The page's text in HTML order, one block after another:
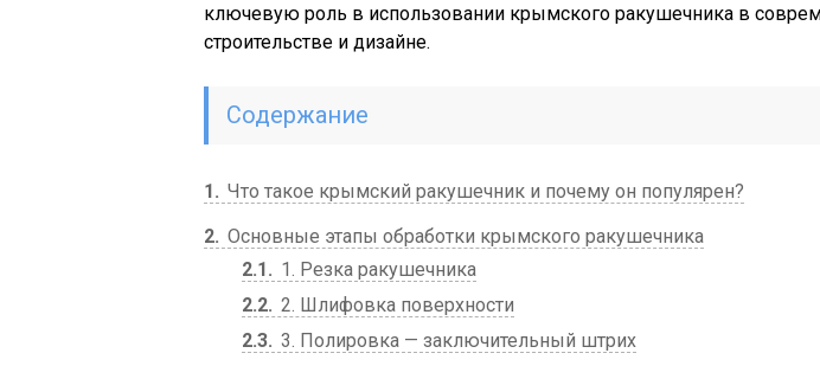
ключевую роль в использовании крымского ракушечника в
строительстве и дизайне.
Содержание
1
Что такое крымский ракушечник и почему он популярен?
2 Основные этапы обработки крымского ракушечника
2.1
1. Резка ракушечника
2.2 2. Шлифовка поверхности
2.3 3. Полировка — заключительный штрих